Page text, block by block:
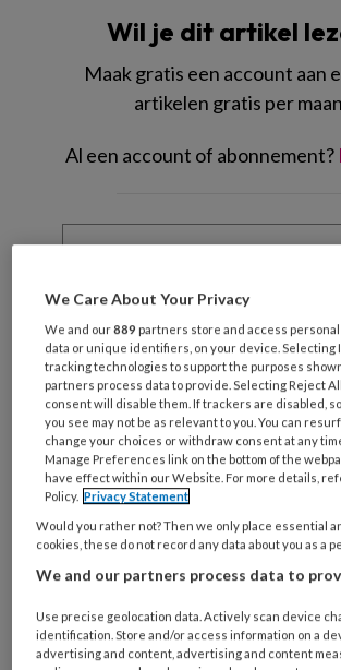
Wil je dit artikel
Maak gratis een account aan
artikelen gratis per
Al een account of abonnement?
Wat
is
e-
mailadres?
* *
Kies
je
wachtwoord*
*
Kies
je
functie *
Bij
welke
organisatie
werk
je?
Untitled
Ontvang 2x per week de
KinderopvangTotaal
Ontvang iedere zondag het
We Care About Your Privacy
We and our889 partners store and access
data or unique identifiers, on your device. Selecting
tracking technologies to support the purposes
partners process data to provide. Selecting Reject
consent will disable them. If trackers are disabled,
you see may not be as relevant to you. You can
change your choices or withdraw consent at any
Manage Preferences link on the bottom of the
have effect within our Website. For more details,
Policy. Privacy Statement
Would you rather not? Then we only place essential
cookies, these do not record any data about you as a
We and our partners process data to
Use precise geolocation data. Actively scan device
identification. Store and/or access information on a
advertising and content, advertising and content